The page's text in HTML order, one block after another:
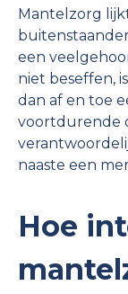
Mantelzorg
een
niet beseffen,
dan af en toe
voortdurende
naaste een
Hoe